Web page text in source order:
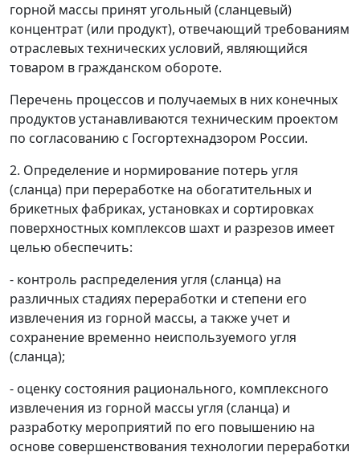
горной массы принят угольный (сланцевый)
концентрат (или продукт), отвечающий требованиям
отраслевых технических условий, являющийся
товаром в гражданском обороте.
Перечень процессов и получаемых в них конечных
продуктов устанавливаются техническим проектом
по согласованию с Госгортехнадзором России.
2. Определение и нормирование потерь угля
(сланца) при переработке на обогатительных и
брикетных фабриках, установках и сортировках
поверхностных комплексов шахт и разрезов имеет
целью обеспечить:
- контроль распределения угля (сланца) на
различных стадиях переработки и степени его
извлечения из горной массы, а также учет и
сохранение временно неиспользуемого угля
(сланца);
- оценку состояния рационального, комплексного
извлечения из горной массы угля (сланца) и
разработку мероприятий по его повышению на
основе совершенствования технологии переработки